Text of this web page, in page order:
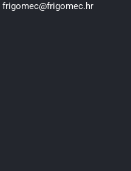
frigomec@frigomec.hr